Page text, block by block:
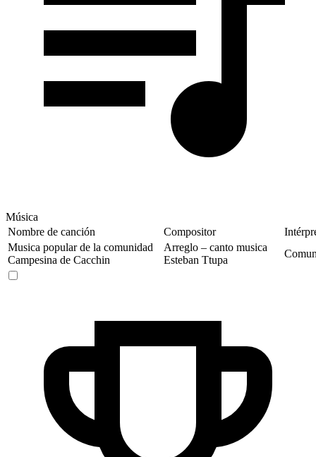
Música
Nombre de canción
Compositor
Musica popular de la comunidad
Campesina de Cacchin
Arreglo – canto musica
Esteban Ttupa